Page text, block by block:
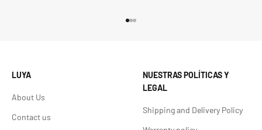
LUYA
About Us
Contact us
NUESTRAS POLÍTICAS Y
LEGAL
Shipping and Delivery Policy